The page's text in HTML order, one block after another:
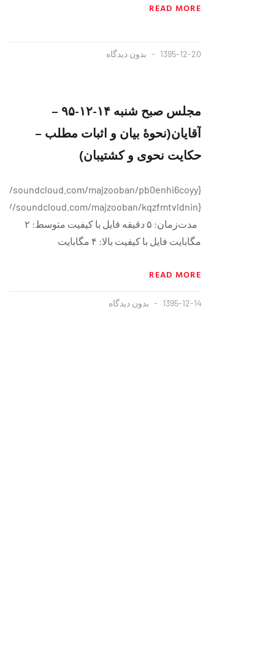
READ MORE
1395-12-20 بدون دیدگاه
مجلس صبح شنبه ١۴-١٢-٩۵ –
آقایان(نحوهٔ بیان و اثبات مطلب –
حکایت نحوی و کشتیبان)
مدت‌زمان: ۵ دقيقه فايل با کیفیت متوسط: ۲
مگابایت فايل با کیفیت بالا: ۴ مگابایت
READ MORE
1395-12-14 بدون دیدگاه